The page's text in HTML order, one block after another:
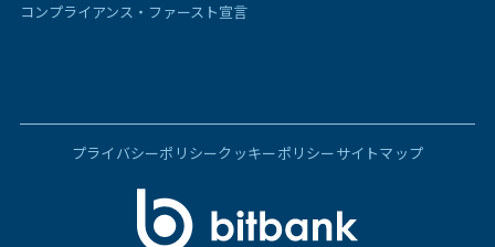
コンプライアンス・ファースト宣言
プライバシーポリシークッキーポリシーサイトマップ